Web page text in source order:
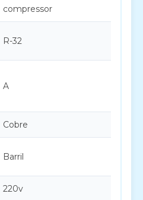
compressor
R-32
A
Cobre
Barril
220v